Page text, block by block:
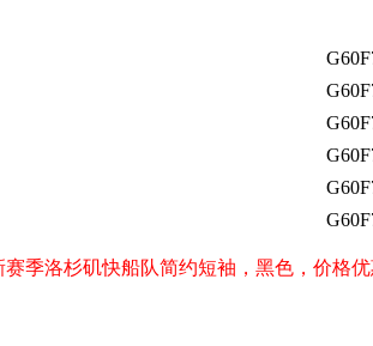
季洛杉矶快船队简约短袖，黑色，价格